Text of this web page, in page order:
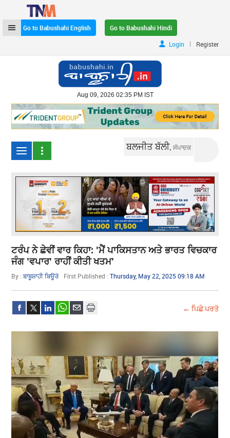
Go to Babushahi English
Go to Babushahi Hindi
Login
| Register
Aug 09, 2026 02:35 PM IST
ਬਲਜੀਤ ਬੱਲੀ,ਸੰਪਾਦਕ
ਟਰੰਪ ਨੇ ਛੇਵੀਂ ਵਾਰ ਕਿਹਾ: 'ਮੈਂ ਪਾਕਿਸਤਾਨ ਅਤੇ ਭਾਰਤ ਵਿਚਕਾਰ
ਜੰਗ 'ਵਪਾਰ' ਰਾਹੀਂ ਕੀਤੀ ਖਤਮ'
By :ਬਾਬੂਸ਼ਾਹੀ ਬਿਊਰੋ First Published :Thursday, May 22, 2025 09:18 AM
← ਪਿਛੇ ਪਰਤੋ